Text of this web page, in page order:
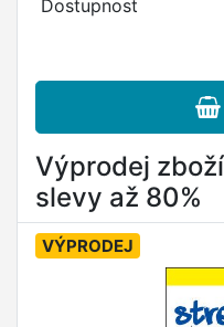
Dostupnost
Výprodej
slevy až 80%
VÝPRODEJ